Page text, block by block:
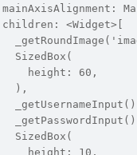
<Widget>[
SizedBox(
height: 60,
),
SizedBox(
height: 10,